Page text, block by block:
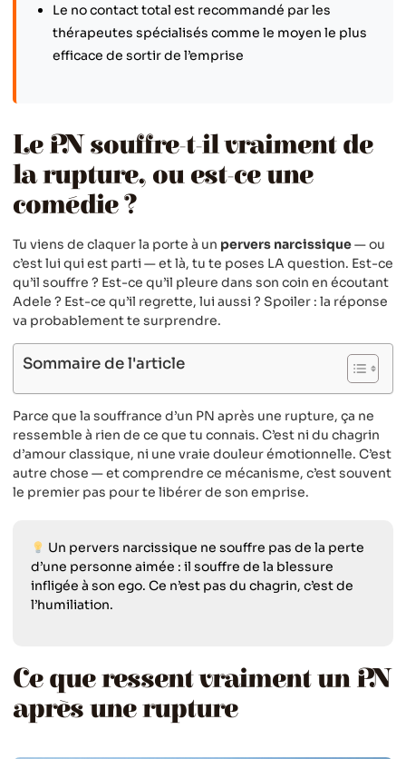
Le no contact total est recommandé par les
thérapeutes spécialisés comme le moyen le plus
efficace de sortir de l’emprise
Le PN souffre-t-il vraiment de
la rupture, ou est-ce une
comédie ?
Tu viens de claquer la porte à un pervers narcissique— ou
c’est lui qui est parti — et là, tu te poses LA question. Est-ce
qu’il souffre ? Est-ce qu’il pleure dans son coin en écoutant
Adele ? Est-ce qu’il regrette, lui aussi ? Spoiler : la réponse
va probablement te surprendre.
Sommaire de l'article
Parce que la souffrance d’un PN après une rupture, ça ne
ressemble à rien de ce que tu connais. C’est ni du chagrin
d’amour classique, ni une vraie douleur émotionnelle. C’est
autre chose — et comprendre ce mécanisme, c’est souvent
le premier pas pour te libérer de son emprise.
Un pervers narcissique ne souffre pas de la perte
d’une personne aimée : il souffre de la blessure
infligée à son ego. Ce n’est pas du chagrin, c’est de
l’humiliation.
Ce que ressent vraiment un PN
après une rupture